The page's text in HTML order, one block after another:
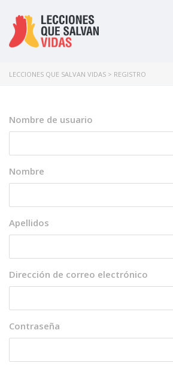
LECCIONES QUE SALVAN VIDAS > REGISTRO
Nombre de usuario
Nombre
Apellidos
Dirección de correo electrónico
Contraseña